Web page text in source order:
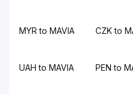
MYR to MAVIA CZK to
UAH to MAVIA PEN to